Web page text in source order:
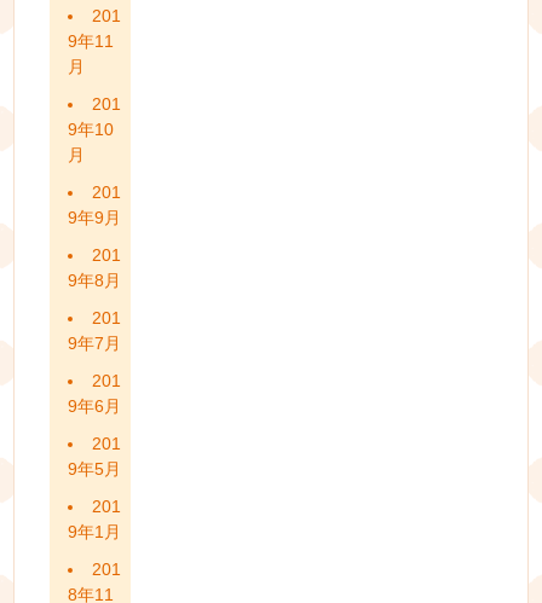
201
9年11
月
201
9年10
月
201
9年9月
201
9年8月
201
9年7月
201
9年6月
201
9年5月
201
9年1月
201
8年11